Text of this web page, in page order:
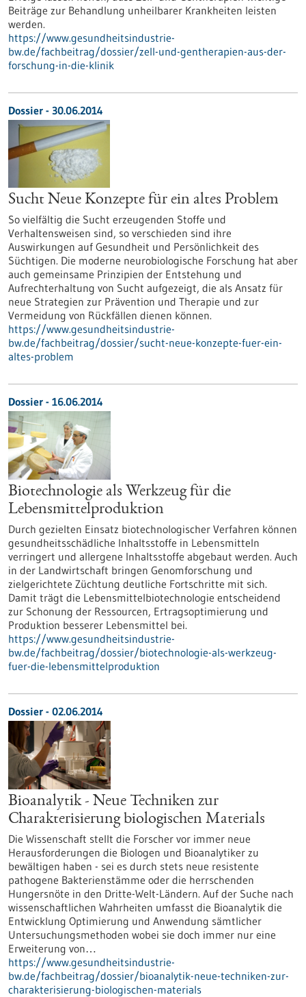
Beiträge zur Behandlung unheilbarer Krankheiten leisten
werden.
https://www.gesundheitsindustrie-
bw.de/fachbeitrag/dossier/zell-und-gentherapien-aus-der-
forschung-in-die-klinik
Dossier - 30.06.2014
Sucht Neue Konzepte für ein altes Problem
So vielfältig die Sucht erzeugenden Stoffe und
Verhaltensweisen sind, so verschieden sind ihre
Auswirkungen auf Gesundheit und Persönlichkeit des
Süchtigen. Die moderne neurobiologische Forschung hat aber
auch gemeinsame Prinzipien der Entstehung und
Aufrechterhaltung von Sucht aufgezeigt, die als Ansatz für
neue Strategien zur Prävention und Therapie und zur
Vermeidung von Rückfällen dienen können.
https://www.gesundheitsindustrie-
bw.de/fachbeitrag/dossier/sucht-neue-konzepte-fuer-ein-
altes-problem
Dossier - 16.06.2014
Biotechnologie als Werkzeug für die
Lebensmittelproduktion
Durch gezielten Einsatz biotechnologischer Verfahren können
gesundheitsschädliche Inhaltsstoffe in Lebensmitteln
verringert und allergene Inhaltsstoffe abgebaut werden. Auch
in der Landwirtschaft bringen Genomforschung und
zielgerichtete Züchtung deutliche Fortschritte mit sich.
Damit trägt die Lebensmittelbiotechnologie entscheidend
zur Schonung der Ressourcen, Ertragsoptimierung und
Produktion besserer Lebensmittel bei.
https://www.gesundheitsindustrie-
bw.de/fachbeitrag/dossier/biotechnologie-als-werkzeug-
fuer-die-lebensmittelproduktion
Dossier - 02.06.2014
Bioanalytik - Neue Techniken zur
Charakterisierung biologischen Materials
Die Wissenschaft stellt die Forscher vor immer neue
Herausforderungen die Biologen und Bioanalytiker zu
bewältigen haben - sei es durch stets neue resistente
pathogene Bakterienstämme oder die herrschenden
Hungersnöte in den Dritte-Welt-Ländern. Auf der Suche nach
wissenschaftlichen Wahrheiten umfasst die Bioanalytik die
Entwicklung Optimierung und Anwendung sämtlicher
Untersuchungsmethoden wobei sie doch immer nur eine
Erweiterung von…
https://www.gesundheitsindustrie-
bw.de/fachbeitrag/dossier/bioanalytik-neue-techniken-zur-
charakterisierung-biologischen-materials